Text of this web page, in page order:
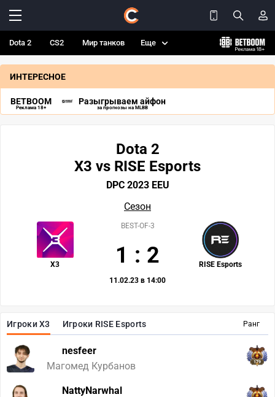
Dota 2 CS2 Мир танков Еще
ИНТЕРЕСНОЕ
BETBOOM
Реклама 18+
Разыгрываем айфон
за прогнозы на MLBB
Ранг
Игроки X3 Игроки RISE Esports
nesfeer
Магомед Курбанов
179
NattyNarwhal
Dota 2
X3 vs RISE Esports
DPC 2023 EEU
Сезон
X3 RISE Esports
BEST-OF-3
1 : 2
11.02.23 в 14:00